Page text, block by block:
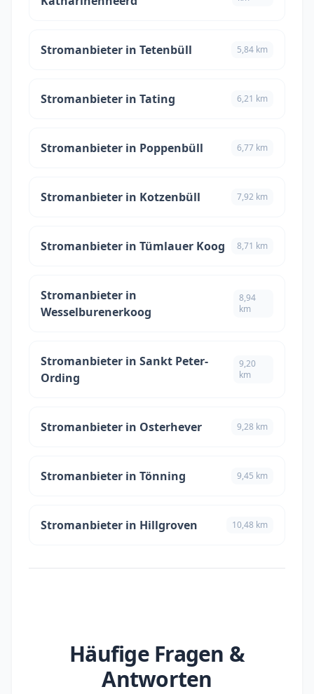
Stromanbieter in Tetenbüll 5,84 km
Stromanbieter in Tating 6,21 km
Stromanbieter in Poppenbüll 6,77 km
Stromanbieter in Kotzenbüll 7,92 km
Stromanbieter in Tümlauer Koog 8,71 km
Stromanbieter in
Wesselburenerkoog
8,94
km
Stromanbieter in Sankt Peter-
Ording
9,20
km
Stromanbieter in Osterhever 9,28 km
Stromanbieter in Tönning 9,45 km
Stromanbieter in Hillgroven 10,48 km
Häufige Fragen &
Antworten